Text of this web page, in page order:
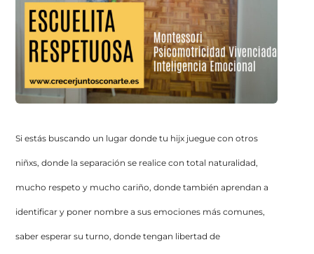
Si estás buscando un lugar donde tu hijx juegue con otros
niñxs, donde la separación se realice con total naturalidad,
mucho respeto y mucho cariño, donde también aprendan a
identificar y poner nombre a sus emociones más comunes,
saber esperar su turno, donde tengan libertad de